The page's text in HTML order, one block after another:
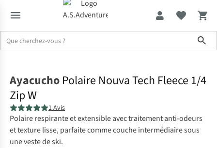
Ayacucho Polaire Nouva Tech Fleece 1/4
Zip W
1 Avis
Polaire respirante et extensible avec traitement anti-odeurs
et texture lisse, parfaite comme couche intermédiaire sous
une veste de ski.